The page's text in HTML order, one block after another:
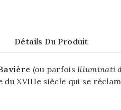
Détails Du Produit
(ou parfois Illuminati
du XVIIIe siècle qui se